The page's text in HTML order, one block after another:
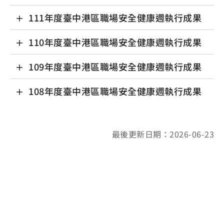
111年度臺中港區職場安全健康週執行成果
110年度臺中港區職場安全健康週執行成果
109年度臺中港區職場安全健康週執行成果
108年度臺中港區職場安全健康週執行成果
最後更新日期：2026-06-23